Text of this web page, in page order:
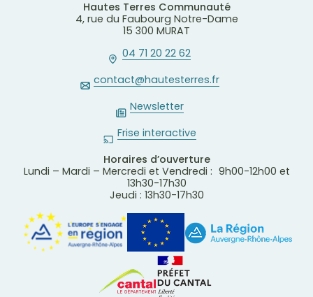
Hautes Terres Communauté
4, rue du Faubourg Notre-Dame
15 300 MURAT
04 71 20 22 62
contact@hautesterres.fr
Newsletter
Frise interactive
Horaires d’ouverture
Lundi – Mardi – Mercredi et Vendredi : 9h00-12h00 et
13h30-17h30
Jeudi : 13h30-17h30